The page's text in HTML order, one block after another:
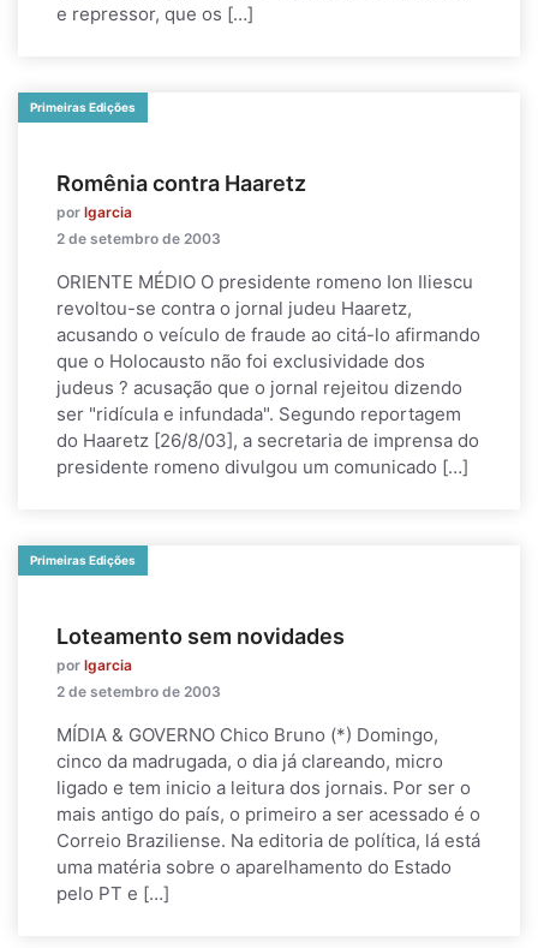
e repressor, que os […]
Primeiras Edições
Romênia contra Haaretz
por lgarcia
2 de setembro de 2003
ORIENTE MÉDIO O presidente romeno Ion Iliescu
revoltou-se contra o jornal judeu Haaretz,
acusando o veículo de fraude ao citá-lo afirmando
que o Holocausto não foi exclusividade dos
judeus ? acusação que o jornal rejeitou dizendo
ser "ridícula e infundada". Segundo reportagem
do Haaretz [26/8/03], a secretaria de imprensa do
presidente romeno divulgou um comunicado […]
Primeiras Edições
Loteamento sem novidades
por lgarcia
2 de setembro de 2003
MÍDIA & GOVERNO Chico Bruno (*) Domingo,
cinco da madrugada, o dia já clareando, micro
ligado e tem inicio a leitura dos jornais. Por ser o
mais antigo do país, o primeiro a ser acessado é o
Correio Braziliense. Na editoria de política, lá está
uma matéria sobre o aparelhamento do Estado
pelo PT e […]